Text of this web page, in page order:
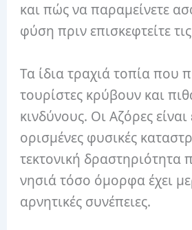
και πώς να παραμείνετε
φύση πριν επισκεφτείτε
Τα ίδια τραχιά τοπία που
τουρίστες κρύβουν και
κινδύνους. Οι Αζόρες
ορισμένες φυσικές
τεκτονική δραστηριότητα
νησιά τόσο όμορφα έχει
αρνητικές συνέπειες.